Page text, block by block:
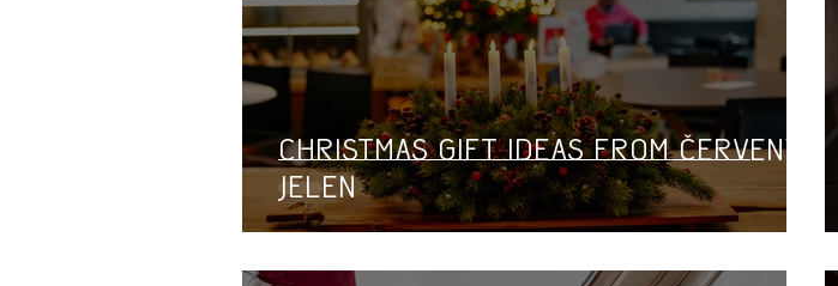
Christmas gift ideas from Červený
Jelen